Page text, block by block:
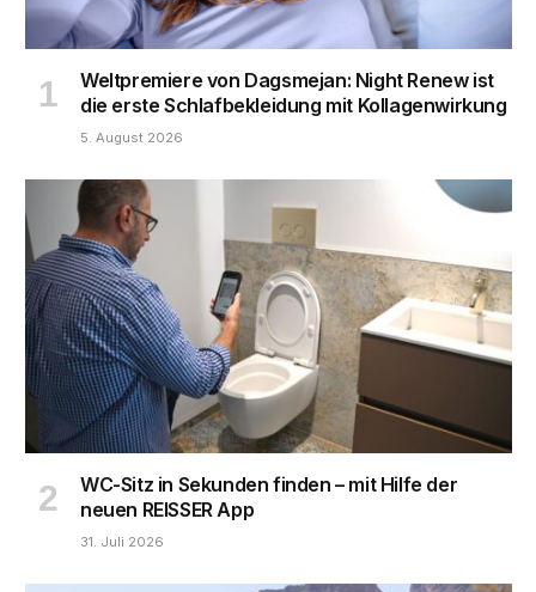
Weltpremiere von Dagsmejan: Night Renew ist
die erste Schlafbekleidung mit Kollagenwirkung
5. August 2026
WC-Sitz in Sekunden finden – mit Hilfe der
neuen REISSER App
31. Juli 2026